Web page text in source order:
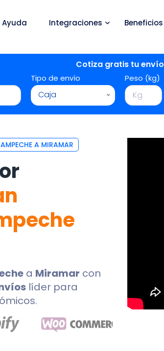
Ayuda Integraciones Beneficios
Cotiza gratis tu envío
Tipo de envío
Caja
Peso (kg)
A MIRAMAR
a Miramar con
líder para